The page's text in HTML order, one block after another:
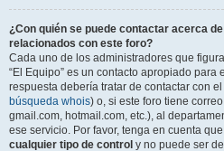
¿Con quién se puede contactar acerca
relacionados con este foro?
Cada uno de los administradores que
“El Equipo” es un contacto apropiado
respuesta debería tratar de contactar con
búsqueda whois) o, si este foro tiene
gmail.com, hotmail.com, etc.), al
ese servicio. Por favor, tenga en cuenta
cualquier tipo de control y no puede ser